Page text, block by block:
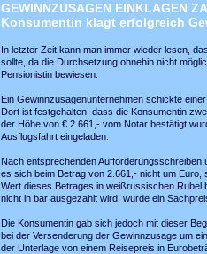
GEWINNZUSAGEN EINKLAGEN
Konsumentin klagt erfolgreich
In letzter Zeit kann man immer wieder lesen,
sollte, da die Durchsetzung ohnehin nicht
Pensionistin bewiesen.
Ein Gewinnzusagenunternehmen schickte
Dort ist festgehalten, dass die Konsumentin
der Höhe von € 2.661,- vom Notar bestätigt
Ausflugsfahrt eingeladen.
Nach entsprechenden Aufforderungsschreiben
es sich beim Betrag von 2.661,- nicht um
Wert dieses Betrages in weißrussischen Rubel
nicht in bar ausgezahlt wird, wurde ein
Die Konsumentin gab sich jedoch mit dieser
bei der Versenderung der Gewinnzusage um
der Unterlage von einem Reisepreis in